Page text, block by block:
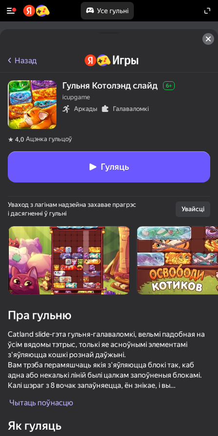
Усе гульні
нават тыя, хто «не гуляе»
Обби, но ты Кот
Любимые Пазлы
Назад
Гульня Котолэнд слайд 6+
icupgame
Аркады
Галаваломкі
4,0 Ацэнка гульцоў
Гуляць
Уваход з лагінам надзейна захавае прагрэс
і дасягненні ў гульні
Увайсці
Пра гульню
Catland slide-гэта гульня-галаваломкі, вельмі падобная на
ўсім вядомы тэтрыс, толькі яе асноўнымі элементамі
з'яўляюцца кошкі рознай даўжыні.
Вам трэба перамяшчаць якія з'яўляюцца блокі так, каб
адна або некалькі ліній былі цалкам запоўненыя блокамі.
Калі шэраг з 8 вочак запаўняецца, ён знікае, і вы
апускаецца на адну вочка. Чым больш запоўненых ліній -
Чытаць поўнасцю
Як гуляць